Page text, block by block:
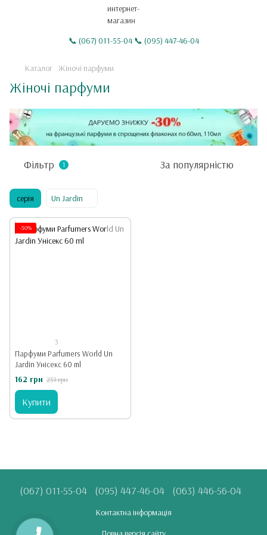
📞 (067) 011-55-04 📞 (095) 447-46-04
Каталог Жіночі парфуми
Жіночі парфуми
Фільтр 1 За популярністю
серія Un Jardin
-30%
3
Парфуми Parfumers World Un
Jardin Унісекс 60 ml
162 грн 231 грн
Купити
(067) 011-55-04 (095) 447-46-04 (063) 446-56-04
Контактна інформація